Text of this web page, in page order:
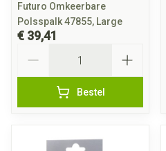
Futuro Omkeerbare
Polsspalk 47855, Large
€ 39,41
Bestel